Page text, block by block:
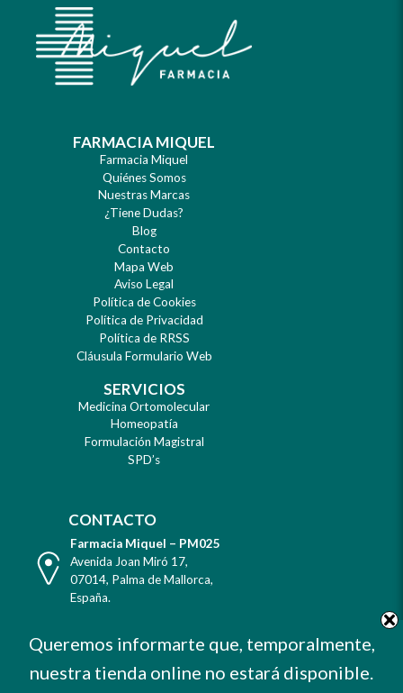
FARMACIA MIQUEL
Farmacia Miquel
Quiénes Somos
Nuestras Marcas
¿Tiene Dudas?
Blog
Contacto
Mapa Web
Aviso Legal
Política de Cookies
Política de Privacidad
Política de RRSS
Cláusula Formulario Web
SERVICIOS
Medicina Ortomolecular
Homeopatía
Formulación Magistral
SPD’s
CONTACTO
Farmacia Miquel – PM025
Dirección
Avenida Joan Miró 17,
07014, Palma de Mallorca,
España.
Celular
Mvl. 606 373 503
E-
farmacia@farmaciamiquel.com
Queremos informarte que, temporalmente,
nuestra tienda online no estará disponible.